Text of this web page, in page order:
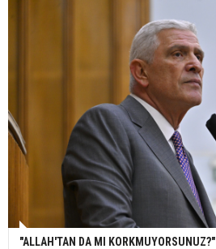
"ALLAH'TAN DA MI KORKMUYORSUNUZ?"